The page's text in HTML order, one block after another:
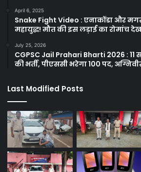
April 6, 2025
Snake Fight Video : एनाकोंडा और
महायुद्ध! मौत की इस लड़ाई का रोमांच
July 25, 2026
CGPSC Jail Prahari Bharti 2026 : 11
की भर्ती, पीएससी भरेगा 100 पद,
Last Modified Posts